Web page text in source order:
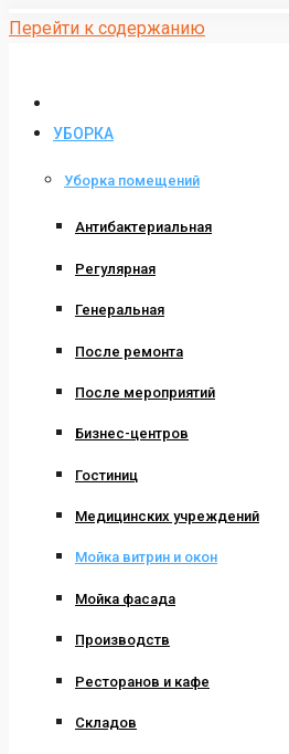
Перейти к содержанию
УБОРКА
Уборка помещений
Антибактериальная
Регулярная
Генеральная
После ремонта
После мероприятий
Бизнес-центров
Гостиниц
Медицинских учреждений
Мойка витрин и окон
Мойка фасада
Производств
Ресторанов и кафе
Складов